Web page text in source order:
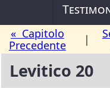
« Capitolo
Precedente
|
Levitico 20